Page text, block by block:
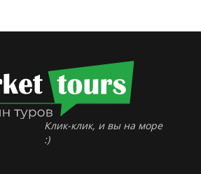
Клик-клик, и вы на море
:)